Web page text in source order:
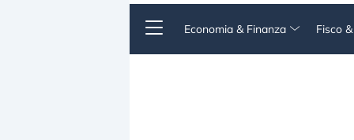
Economia & Finanza Fisco